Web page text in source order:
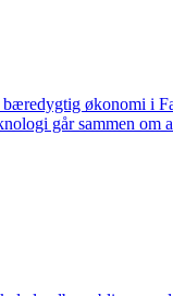
økonomi i
går sammen om